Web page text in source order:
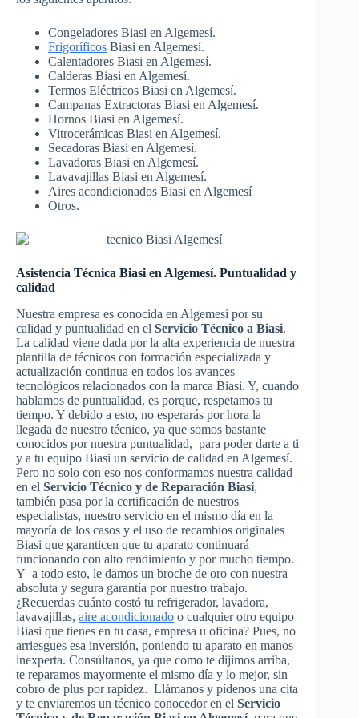
Congeladores Biasi en Algemesí.
Frigoríficos Biasi en Algemesí.
Calentadores Biasi en Algemesí.
Calderas Biasi en Algemesí.
Termos Eléctricos Biasi en Algemesí.
Campanas Extractoras Biasi en Algemesí.
Hornos Biasi en Algemesí.
Vitrocerámicas Biasi en Algemesí.
Secadoras Biasi en Algemesí.
Lavadoras Biasi en Algemesí.
Lavavajillas Biasi en Algemesí.
Aires acondicionados Biasi en Algemesí
Otros.
Asistencia Técnica Biasi en Algemesí. Puntualidad y
calidad
Nuestra empresa es conocida en Algemesí por su
calidad y puntualidad en el Servicio Técnico a Biasi.
La calidad viene dada por la alta experiencia de nuestra
plantilla de técnicos con formación especializada y
actualización continua en todos los avances
tecnológicos relacionados con la marca Biasi. Y, cuando
hablamos de puntualidad, es porque, respetamos tu
tiempo. Y debido a esto, no esperarás por hora la
llegada de nuestro técnico, ya que somos bastante
conocidos por nuestra puntualidad, para poder darte a ti
y a tu equipo Biasi un servicio de calidad en Algemesí.
Pero no solo con eso nos conformamos nuestra calidad
en el Servicio Técnico y de Reparación Biasi,
también pasa por la certificación de nuestros
especialistas, nuestro servicio en el mismo día en la
mayoría de los casos y el uso de recambios originales
Biasi que garanticen que tu aparato continuará
funcionando con alto rendimiento y por mucho tiempo.
Y a todo esto, le damos un broche de oro con nuestra
absoluta y segura garantía por nuestro trabajo.
¿Recuerdas cuánto costó tu refrigerador, lavadora,
lavavajillas, aire acondicionado o cualquier otro equipo
Biasi que tienes en tu casa, empresa u oficina? Pues, no
arriesgues esa inversión, poniendo tu aparato en manos
inexperta. Consúltanos, ya que como te dijimos arriba,
te reparamos mayormente el mismo día y lo mejor, sin
cobro de plus por rapidez. Llámanos y pídenos una cita
y te enviaremos un técnico conocedor en el Servicio